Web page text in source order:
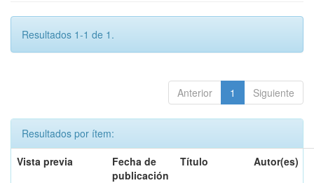
Resultados 1-1 de 1.
Anterior 1 Siguiente
Resultados por ítem:
Vista previa
Fecha de
publicación
Título Autor(es)